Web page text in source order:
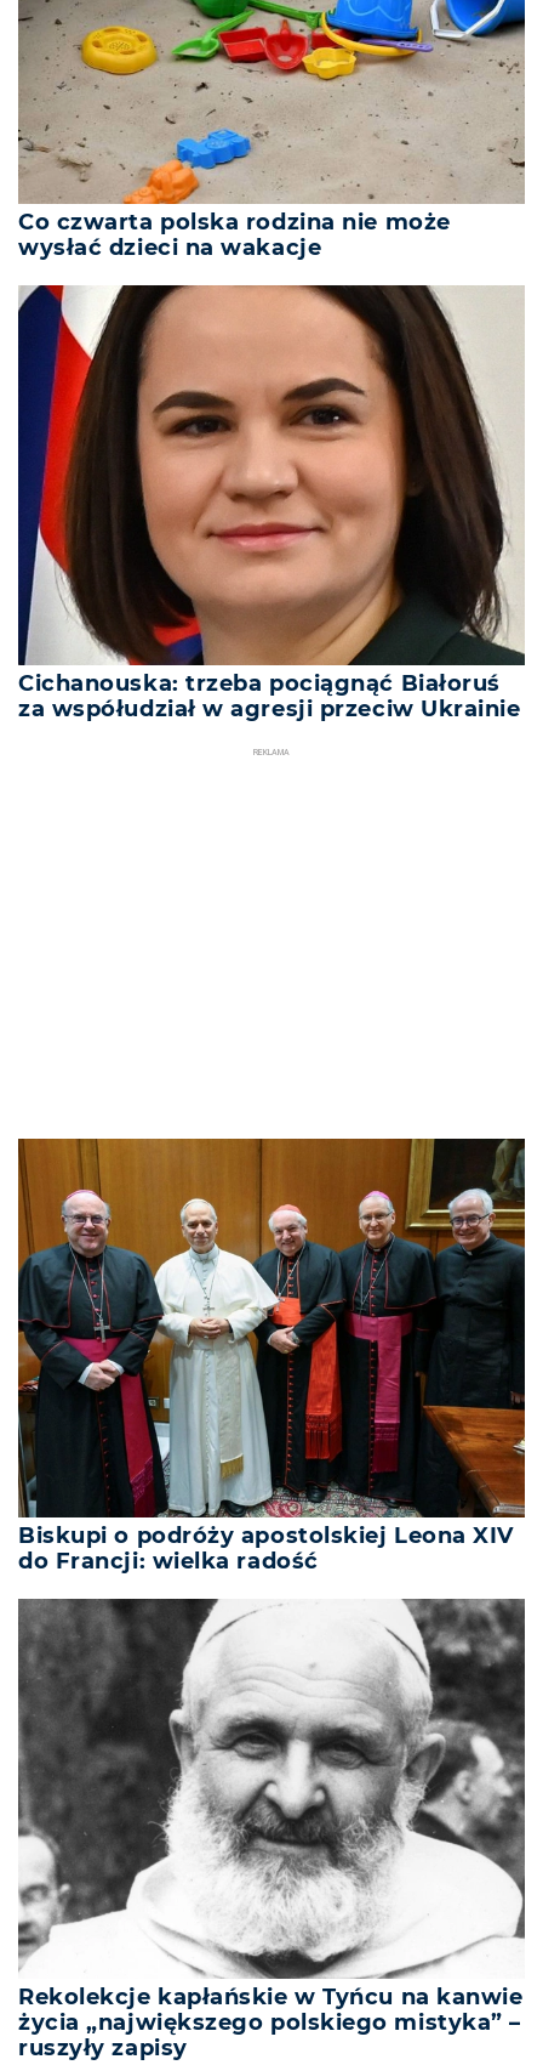
Co czwarta polska rodzina nie może
wysłać dzieci na wakacje
Cichanouska: trzeba pociągnąć Białoruś
za współudział w agresji przeciw Ukrainie
REKLAMA
Biskupi o podróży apostolskiej Leona XIV
do Francji: wielka radość
Rekolekcje kapłańskie w Tyńcu na kanwie
życia „największego polskiego mistyka” –
ruszyły zapisy